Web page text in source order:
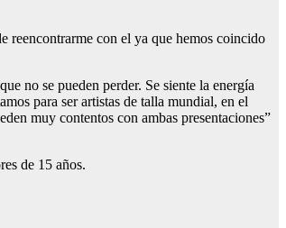
reencontrarme con el ya que hemos coincido
no se pueden perder. Se siente la energía
para ser artistas de talla mundial, en el
muy contentos con ambas presentaciones”
de 15 años.